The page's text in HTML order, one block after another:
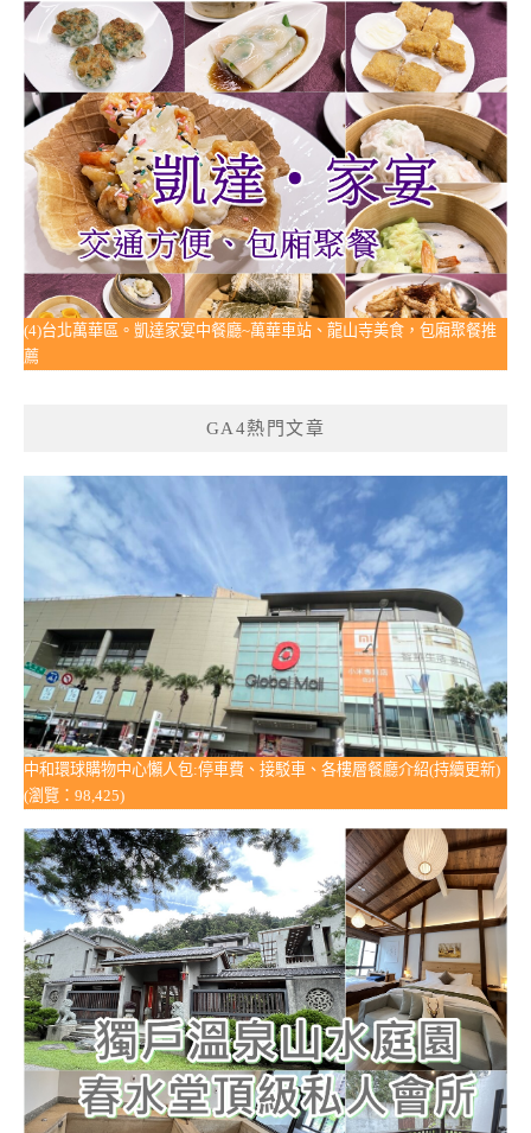
(4)台北萬華區。凱達家宴中餐廳~萬華車站、龍山寺美食，包廂聚餐推
薦
GA4熱門文章
中和環球購物中心懶人包:停車費、接駁車、各樓層餐廳介紹(持續更新)
(瀏覽：98,425)